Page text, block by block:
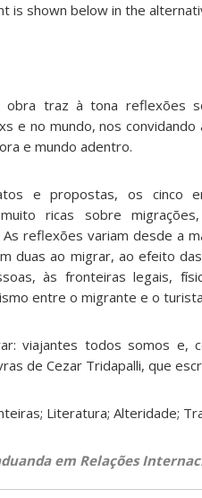
is shown below in the
obra traz à tona reflexões
e no mundo, nos
e mundo adentro.
e propostas, os cinco
ricas sobre
reflexões variam desde a
duas ao migrar, ao efeito
às fronteiras legais,
entre o migrante e o
viajantes todos somos e,
de Cezar Tridapalli, que
Literatura; Alteridade;
em Relações